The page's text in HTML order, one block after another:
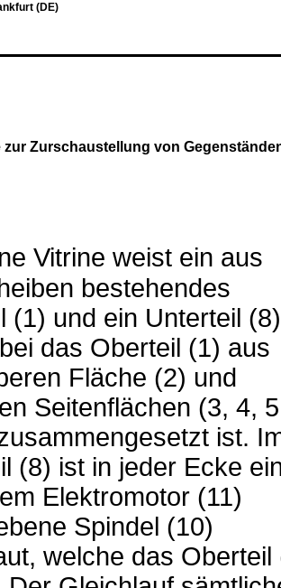
(DE)
zur Zurschaustellung von
Vitrine weist ein aus
bestehendes
(1) und ein Unterteil (8)
das Oberteil (1) aus
Fläche (2) und
Seitenflächen (3, 4, 5
ist.
(8) ist in jeder Ecke
Elektromotor (11)
Spindel (10)
welche das Oberteil